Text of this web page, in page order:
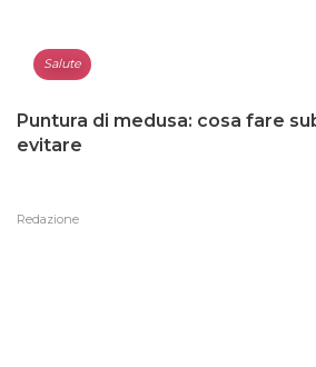
Salute
Puntura di medusa: cosa fare
evitare
Redazione